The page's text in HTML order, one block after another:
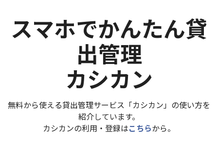
スマホでかんたん貸
出管理
カシカン
無料から使える貸出管理サービス「カシカン」の使い方を
紹介しています。
カシカンの利用・登録はこちらから。